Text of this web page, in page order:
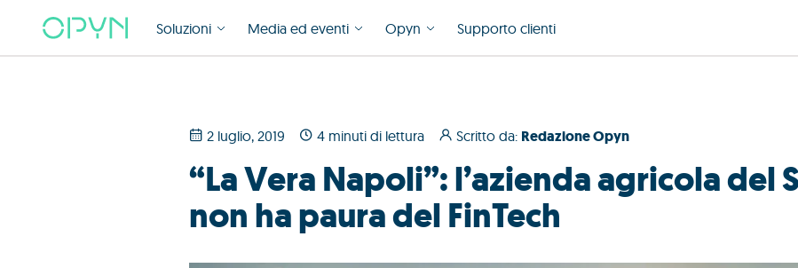
Soluzioni Media ed eventi Opyn Supporto clienti
2 luglio, 2019 4 minuti di lettura Scritto da: Redazione Opyn
“La Vera Napoli”: l’azienda agricola del
non ha paura del FinTech